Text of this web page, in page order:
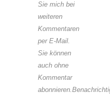
Sie mich bei
weiteren
Kommentaren
per E-Mail.
Sie können
auch ohne
Kommentar